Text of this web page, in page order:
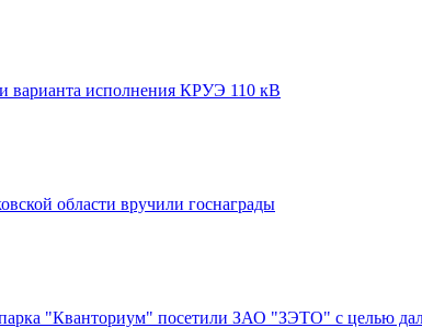
исполнения КРУЭ 110 кВ
области вручили госнаграды
"Кванториум" посетили ЗАО "ЗЭТО" с целью